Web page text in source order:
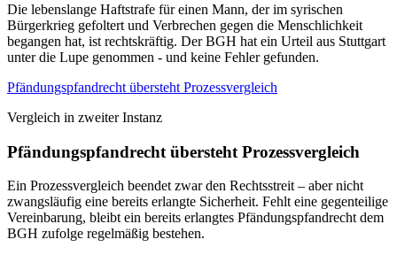
Die lebenslange Haftstrafe für einen Mann, der im syrischen
Bürgerkrieg gefoltert und Verbrechen gegen die Menschlichkeit
begangen hat, ist rechtskräftig. Der BGH hat ein Urteil aus Stuttgart
unter die Lupe genommen - und keine Fehler gefunden.
Pfändungspfandrecht übersteht Prozessvergleich
Vergleich in zweiter Instanz
Pfändungspfandrecht übersteht Prozessvergleich
Ein Prozessvergleich beendet zwar den Rechtsstreit – aber nicht
zwangsläufig eine bereits erlangte Sicherheit. Fehlt eine gegenteilige
Vereinbarung, bleibt ein bereits erlangtes Pfändungspfandrecht dem
BGH zufolge regelmäßig bestehen.